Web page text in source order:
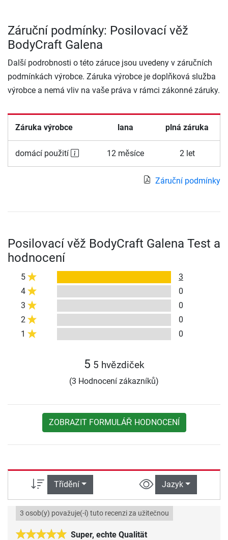
Záruční podmínky: Posilovací věž
BodyCraft Galena
Další podrobnosti o této záruce jsou uvedeny v záručních
podmínkách výrobce. Záruka výrobce je doplňková služba
výrobce a nemá vliv na vaše práva v rámci zákonné záruky.
Záruka výrobce lana plná záruka
domácí použití 12 měsíce 2 let
Záruční podmínky
Posilovací věž BodyCraft Galena Test a
hodnocení
5
3
4
0
3
0
2
0
1
0
5 5 hvězdiček
(3 Hodnocení zákazníků)
ZOBRAZIT FORMULÁŘ HODNOCENÍ
Třídění Jazyk
Super, echte Qualität
3 osob(y) považuje(-í) tuto recenzi za užitečnou